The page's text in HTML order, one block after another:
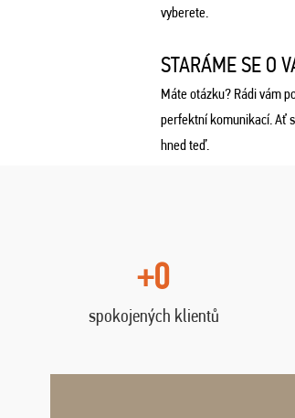
vyberete.
STARÁME SE O
Máte otázku? Rádi vám
perfektní komunikací. Ať
hned teď.
+0
spokojených klientů